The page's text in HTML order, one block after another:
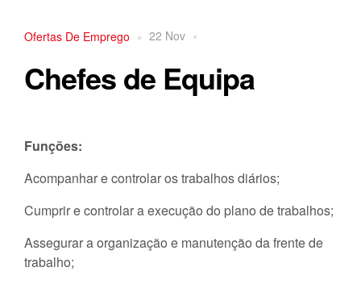
Ofertas De Emprego 22 Nov
Chefes de Equipa
Funções:
Acompanhar e controlar os trabalhos diários;
Cumprir e controlar a execução do plano de trabalhos;
Assegurar a organização e manutenção da frente de
trabalho;